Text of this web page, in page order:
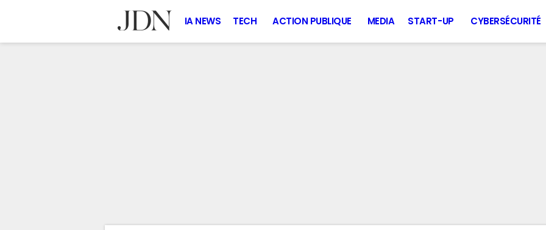
IA NEWS TECH ACTION PUBLIQUE MEDIA START-UP CYBERSÉCURITÉ